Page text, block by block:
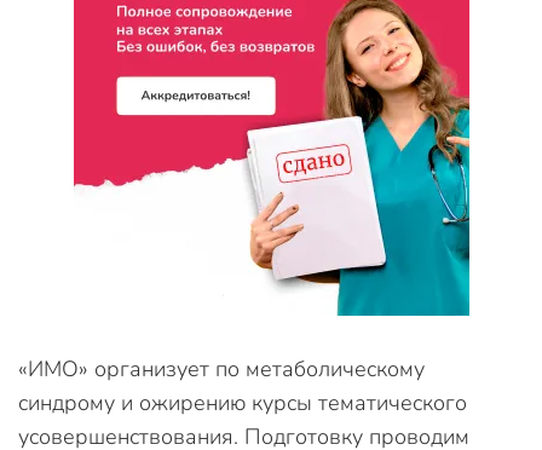
«ИМО» организует по метаболическому
синдрому и ожирению курсы тематического
усовершенствования. Подготовку проводим